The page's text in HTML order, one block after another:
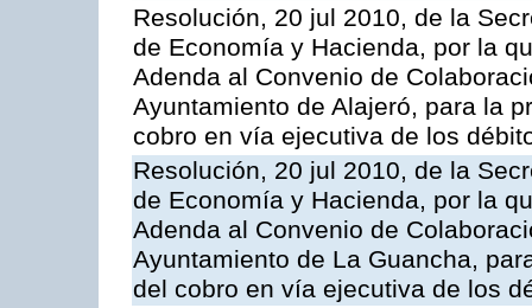
Resolución, 20 jul 2010, de la
de Economía y Hacienda, por la
Adenda al Convenio de
Ayuntamiento de Alajeró, para la
cobro en vía ejecutiva de los
Resolución, 20 jul 2010, de la
de Economía y Hacienda, por la
Adenda al Convenio de
Ayuntamiento de La Guancha,
del cobro en vía ejecutiva de los